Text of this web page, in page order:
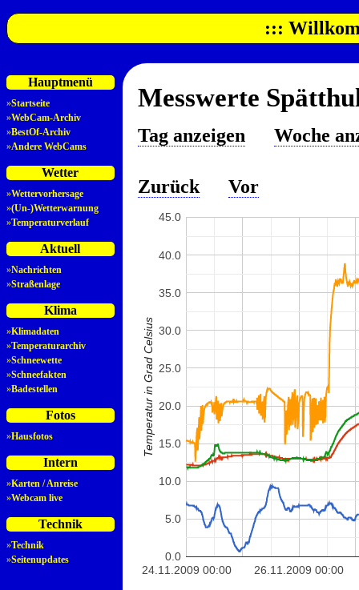
:::
Hauptmenü
»Startseite
»WebCam-Archiv
»BestOf-Archiv
»Andere WebCams
Wetter
»Wettervorhersage
»(Un-)Wetterwarnung
»Temperaturverlauf
Aktuell
»Nachrichten
»Straßenlage
Klima
»Klimadaten
»Temperaturarchiv
»Schneewette
»Schneefakten
»Badestellen
Fotos
»Hausfotos
Intern
»Karten / Anreise
»Webcam live
Technik
»Technik
»Seitenupdates
Messwerte
Tag anzeigen Woche
Zurück Vor
24.11.2009 00:00 26.11.2009 00:00
0.0
5.0
10.0
15.0
20.0
25.0
30.0
35.0
40.0
45.0
Temperatur in Grad Celsius